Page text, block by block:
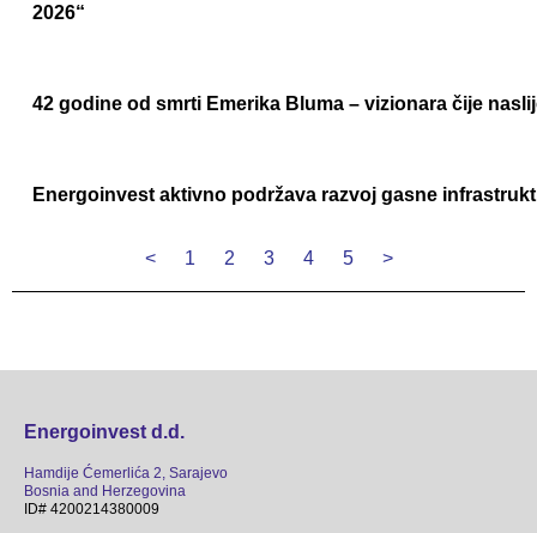
2026“
42 godine od smrti Emerika Bluma – vizionara čije
Energoinvest aktivno podržava razvoj gasne
< 1 2 3 4 5 >
Energoinvest d.d.
Hamdije Ćemerlića 2, Sarajevo
Bosnia and Herzegovina
ID# 4200214380009